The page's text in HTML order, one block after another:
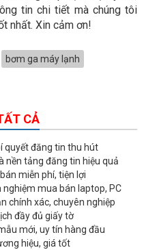
tin chi tiết mà chúng tôi
nhất. Xin cảm ơn!
bơm ga máy lạnh
CẢ
quyết đăng tin thu hút
nền tảng đăng tin hiệu quả
miễn phí, tiện lợi
nghiệm mua bán laptop, PC
chính xác, chuyên nghiệp
đầy đủ giấy tờ
mới, uy tín hàng đầu
hiệu, giá tốt